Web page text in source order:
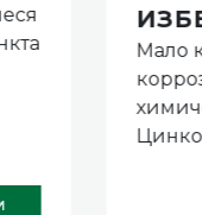
ИЗБЕЖАТЬ
Мало кто
коррозии
химической
Цинкование